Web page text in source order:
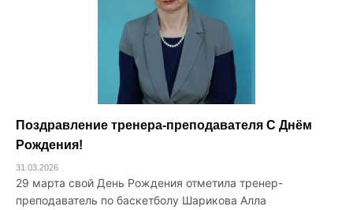
Поздравление тренера-преподавателя С Днём
Рождения!
31.03.2026
29 марта свой День Рождения отметила тренер-
преподаватель по баскетболу Шарикова Алла